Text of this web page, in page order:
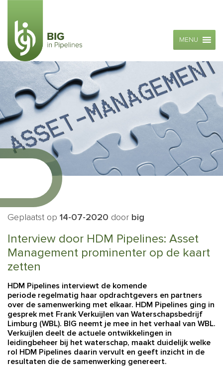
MENU
Geplaatst op 14-07-2020 door big
Interview door HDM Pipelines: Asset
Management prominenter op de kaart
zetten
HDM Pipelines interviewt de komende
periode regelmatig haar opdrachtgevers en partners
over de samenwerking met elkaar. HDM Pipelines ging in
gesprek met Frank Verkuijlen van Waterschapsbedrijf
Limburg (WBL). BIG neemt je mee in het verhaal van WBL.
Verkuijlen deelt de actuele ontwikkelingen in
leidingbeheer bij het waterschap, maakt duidelijk welke
rol HDM Pipelines daarin vervult en geeft inzicht in de
resultaten die de samenwerking genereert.